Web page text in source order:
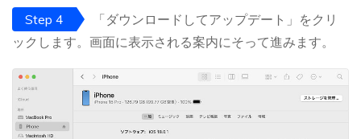
Step 4
「ダウンロードしてアップデート」をクリ
ックします。画面に表示される案内にそって進みます。